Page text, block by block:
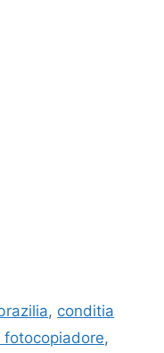
, conditia
,